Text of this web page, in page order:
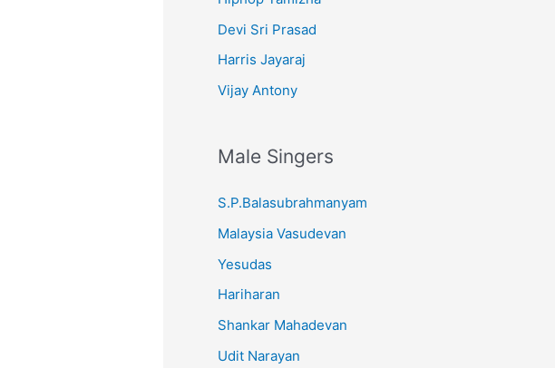
Devi Sri Prasad
Harris Jayaraj
Vijay Antony
Male Singers
S.P.Balasubrahmanyam
Malaysia Vasudevan
Yesudas
Hariharan
Shankar Mahadevan
Udit Narayan